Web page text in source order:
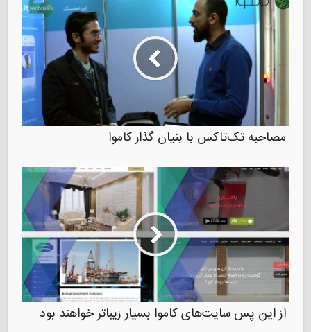
مصاحبه تک‌تاکس با بنیان گذار کاموا
از این پس سایت‌های کاموا بسیار زیباتر خواهند بود